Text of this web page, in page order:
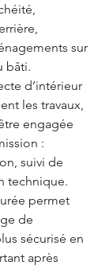
sur
bâti.
d’intérieur
les travaux,
engagée
:
suivi de
technique.
permet
de
sécurisé en
après